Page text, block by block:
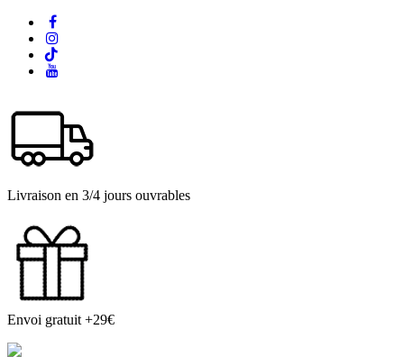
Livraison en 3/4 jours ouvrables
Envoi gratuit +29€